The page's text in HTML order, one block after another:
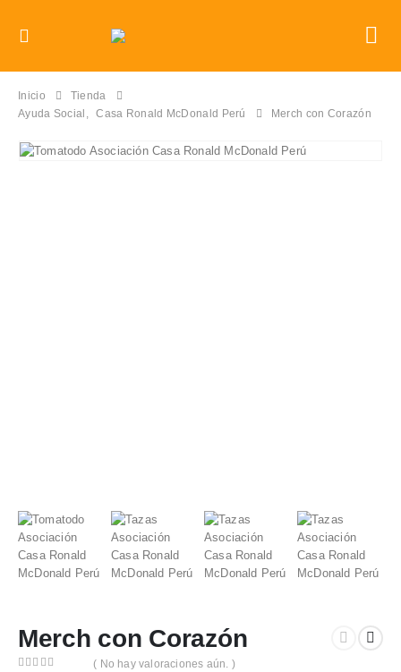
Inicio
Tienda
Ayuda Social , Casa Ronald McDonald Perú Merch con Corazón
Merch con Corazón
( No hay valoraciones aún. )